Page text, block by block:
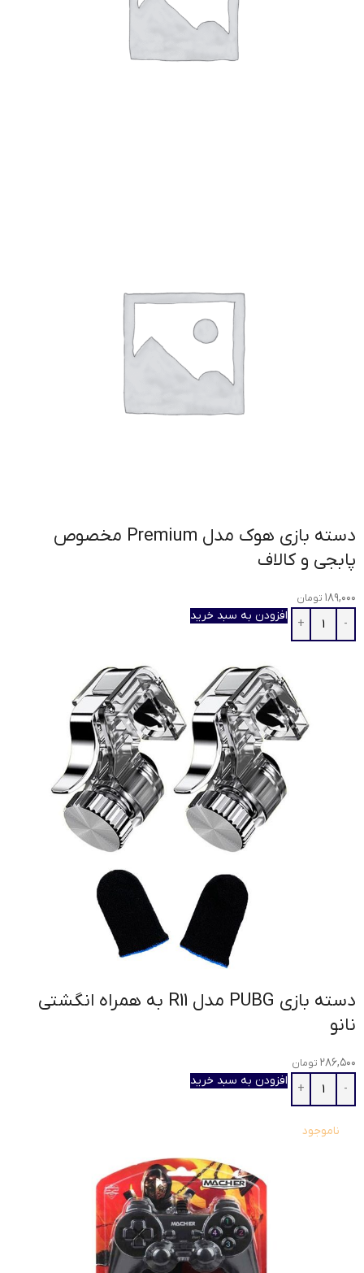
دسته بازی هوک مدل Premium مخصوص
پابجی و کالاف
۱۸۹,۰۰۰ تومان
افزودن به سبد خرید
دسته بازی PUBG مدل R11 به همراه انگشتی
نانو
۲۸۶,۵۰۰ تومان
افزودن به سبد خرید
ناموجود